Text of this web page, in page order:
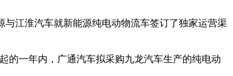
江淮汽车就新能源纯电动物流车签订了独家运营渠
的一年内，广通汽车拟采购九龙汽车生产的纯电动